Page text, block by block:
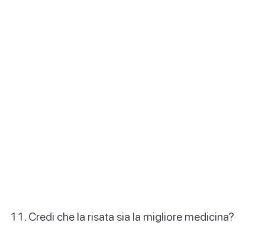
Credi che la risata sia la migliore medicina?